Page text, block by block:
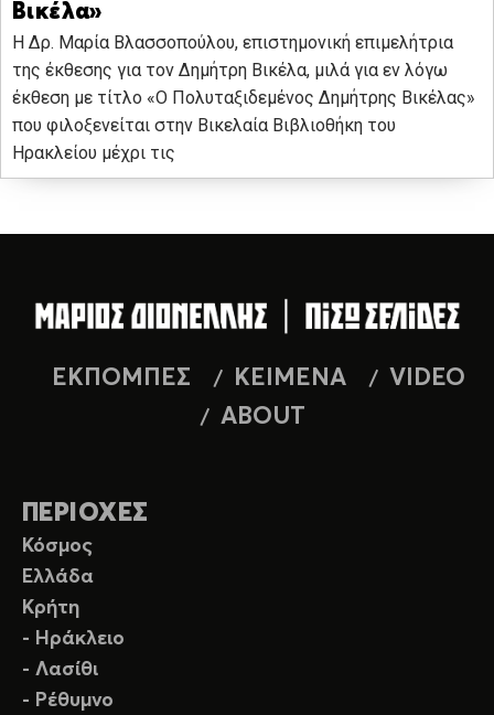
Βικέλα»
Η Δρ. Μαρία Βλασσοπούλου, επιστημονική επιμελήτρια
της έκθεσης για τον Δημήτρη Βικέλα, μιλά για εν λόγω
έκθεση με τίτλο «Ο Πολυταξιδεμένος Δημήτρης Βικέλας»
που φιλοξενείται στην Βικελαία Βιβλιοθήκη του
Ηρακλείου μέχρι τις
ΕΚΠΟΜΠΕΣ ΚΕΙΜΕΝΑ
VIDEO
ABOUT
ΠΕΡΙΟΧΕΣ
Κόσμος
Ελλάδα
Κρήτη
- Ηράκλειο
- Λασίθι
- Ρέθυμνο